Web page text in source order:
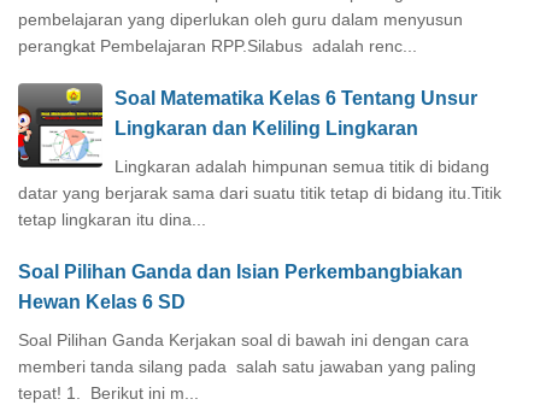
pembelajaran yang diperlukan oleh guru dalam menyusun
perangkat Pembelajaran RPP.Silabus adalah renc...
Soal Matematika Kelas 6 Tentang Unsur
Lingkaran dan Keliling Lingkaran
Lingkaran adalah himpunan semua titik di bidang
datar yang berjarak sama dari suatu titik tetap di bidang itu.Titik
tetap lingkaran itu dina...
Soal Pilihan Ganda dan Isian Perkembangbiakan
Hewan Kelas 6 SD
Soal Pilihan Ganda Kerjakan soal di bawah ini dengan cara
memberi tanda silang pada salah satu jawaban yang paling
tepat! 1. Berikut ini m...